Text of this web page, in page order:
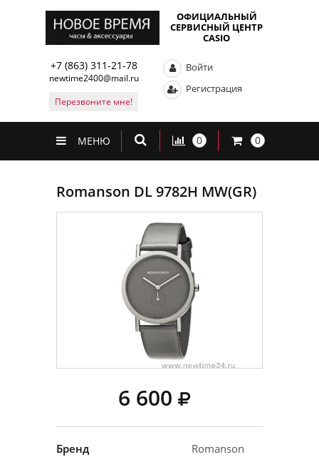
ОФИЦИАЛЬНЫЙ
СЕРВИСНЫЙ ЦЕНТР
CASIO
+7 (863) 311-21-78
newtime2400@mail.ru
Перезвоните мне!
Войти
Регистрация
МЕНЮ 0 0
Romanson DL 9782H MW(GR)
6 600
Бренд
Romanson